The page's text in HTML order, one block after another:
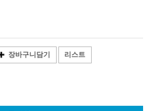
장바구니담기 리스트